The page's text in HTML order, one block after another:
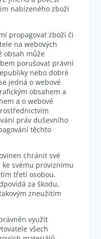
nabízeného zboží
propagovat zboží či
na webových
obsah může
porušovat právní
nebo dobré
jedná o webové
obsahem a
a o webové
práv duševního
těchto
chránit své
svému proviznímu
třetí osobou.
za škodu,
zneužitím
využít
všech